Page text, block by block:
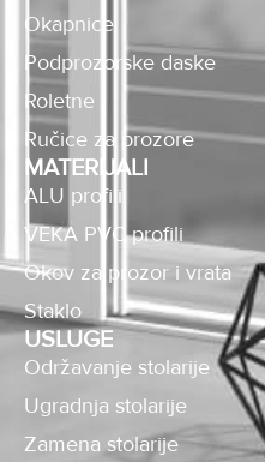
Okapnice
Podprozorske daske
Roletne
Ručice za prozore
MATERIJALI
ALU profili
VEKA PVC profili
Okov za prozor i vrata
Staklo
USLUGE
Održavanje stolarije
Ugradnja stolarije
Zamena stolarije